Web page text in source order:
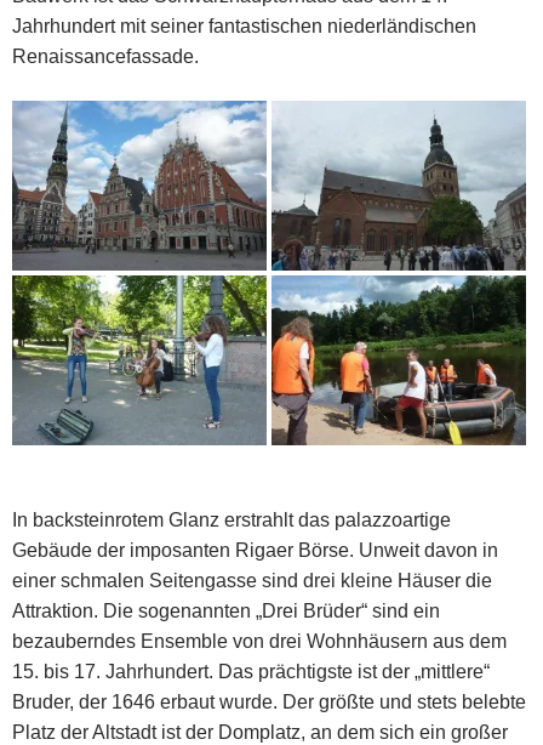
Jahrhundert mit seiner fantastischen niederländischen
Renaissancefassade.
In backsteinrotem Glanz erstrahlt das palazzoartige
Gebäude der imposanten Rigaer Börse. Unweit davon in
einer schmalen Seitengasse sind drei kleine Häuser die
Attraktion. Die sogenannten „Drei Brüder“ sind ein
bezauberndes Ensemble von drei Wohnhäusern aus dem
15. bis 17. Jahrhundert. Das prächtigste ist der „mittlere“
Bruder, der 1646 erbaut wurde. Der größte und stets belebte
Platz der Altstadt ist der Domplatz, an dem sich ein großer